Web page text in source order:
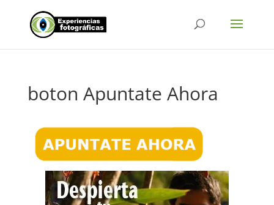
boton Apuntate Ahora